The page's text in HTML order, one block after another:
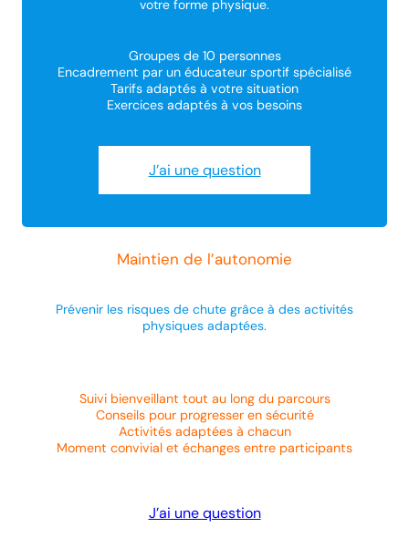
votre forme physique.
Groupes de 10 personnes
Encadrement par un éducateur sportif spécialisé
Tarifs adaptés à votre situation
Exercices adaptés à vos besoins
J’ai une question
Maintien de l’autonomie
Prévenir les risques de chute grâce à des activités
physiques adaptées.
Suivi bienveillant tout au long du parcours
Conseils pour progresser en sécurité
Activités adaptées à chacun
Moment convivial et échanges entre participants
J’ai une question